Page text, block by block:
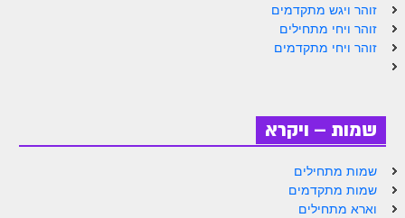
הזוהר הקדוש וישב מתקדמים
הזוהר הקדוש מקץ מתחילים
הזוהר הקדוש ויגש מתקדמים
הזוהר הקדוש ויחי מתחילים
הזוהר הקדוש ויחי מתקדמים
זוהר ויגש מתקדמים
זוהר ויחי מתחילים
זוהר ויחי מתקדמים
שמות – ויקרא
שמות מתחילים
שמות מתקדמים
וארא מתחילים